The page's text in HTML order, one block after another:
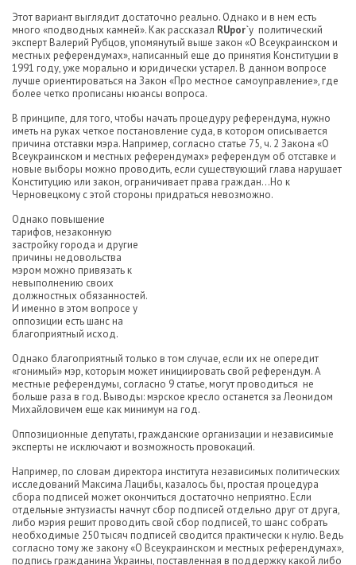
Этот вариант выглядит достаточно реально. Однако и в нем есть
много «подводных камней». Как рассказал RUpor`у политический
эксперт Валерий Рубцов, упомянутый выше закон «О Всеукраинском и
местных референдумах», написанный еще до принятия Конституции в
1991 году, уже морально и юридически устарел. В данном вопросе
лучше ориентироваться на Закон «Про местное самоуправление», где
более четко прописаны нюансы вопроса.
В принципе, для того, чтобы начать процедуру референдума, нужно
иметь на руках четкое постановление суда, в котором описывается
причина отставки мэра. Например, согласно статье 75, ч. 2 Закона «О
Всеукраинском и местных референдумах» референдум об отставке и
новые выборы можно проводить, если существующий глава нарушает
Конституцию или закон, ограничивает права граждан…Но к
Черновецкому с этой стороны придраться невозможно.
Однако повышение
тарифов, незаконную
застройку города и другие
причины недовольства
мэром можно привязать к
невыполнению своих
должностных обязанностей.
И именно в этом вопросе у
оппозиции есть шанс на
благоприятный исход.
Однако благоприятный только в том случае, если их не опередит
«гонимый» мэр, которым может инициировать свой референдум. А
местные референдумы, согласно 9 статье, могут проводиться не
больше раза в год. Выводы: мэрское кресло останется за Леонидом
Михайловичем еще как минимум на год.
Оппозиционные депутаты, гражданские организации и независимые
эксперты не исключают и возможность провокаций.
Например, по словам директора института независимых политических
исследований Максима Лацибы, казалось бы, простая процедура
сбора подписей может окончиться достаточно неприятно. Если
отдельные энтузиасты начнут сбор подписей отдельно друг от друга,
либо мэрия решит проводить свой сбор подписей, то шанс собрать
необходимые 250 тысяч подписей сводится практически к нулю. Ведь
согласно тому же закону «О Всеукраинском и местных референдумах»,
подпись гражданина Украины, поставленная в поддержку какой либо